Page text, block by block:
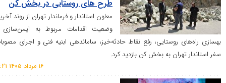
طرح های روستایی در بخش کن
معاون استاندار و فرماندار تهران از روند آخرین
وضعیت اقدامات مربوط به ایمن‌سازی و
روستایی، رفع نقاط حادثه‌خیز، ساماندهی ابنیه فنی و اجرای مصوبات
به بخش کن بازدید کرد.